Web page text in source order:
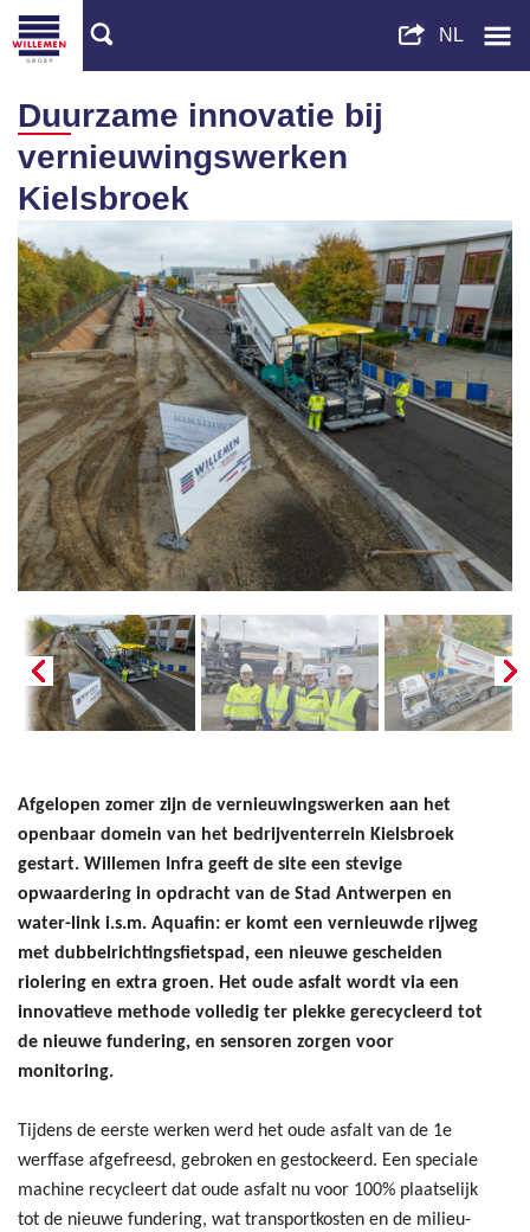
Duurzame innovatie bij
vernieuwingswerken
Kielsbroek
Afgelopen zomer zijn de vernieuwingswerken aan het
openbaar domein van het bedrijventerrein Kielsbroek
gestart. Willemen Infra geeft de site een stevige
opwaardering in opdracht van de Stad Antwerpen en
water-link i.s.m. Aquafin: er komt een vernieuwde rijweg
met dubbelrichtingsfietspad, een nieuwe gescheiden
riolering en extra groen. Het oude asfalt wordt via een
innovatieve methode volledig ter plekke gerecycleerd tot
de nieuwe fundering, en sensoren zorgen voor
monitoring.
Tijdens de eerste werken werd het oude asfalt van de 1e
werffase afgefreesd, gebroken en gestockeerd. Een speciale
machine recycleert dat oude asfalt nu voor 100% plaatselijk
tot de nieuwe fundering, wat transportkosten en de milieu-